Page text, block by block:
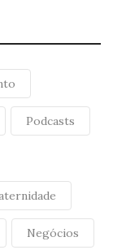
Podcasts
Negócios